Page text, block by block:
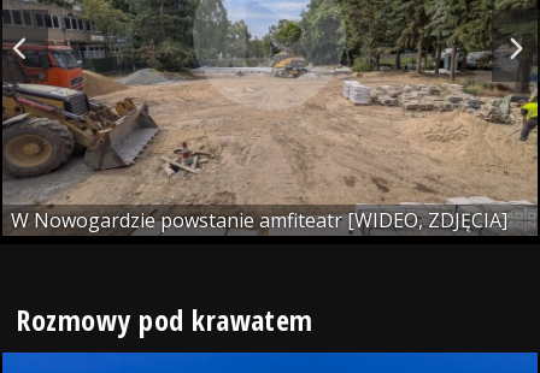
W Nowogardzie powstanie amfiteatr [WIDEO, ZDJĘCIA]
Rozmowy pod krawatem